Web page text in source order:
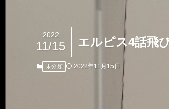
エルピス4話飛
2022
11/15
未分類 2022年11月15日